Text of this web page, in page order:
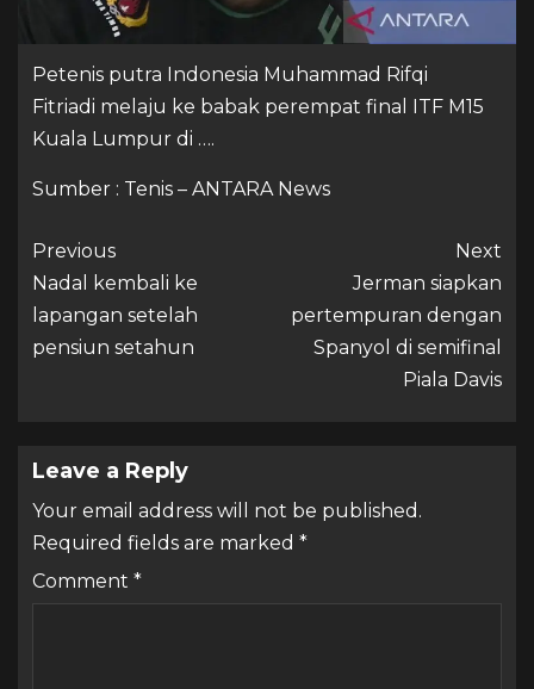
Petenis putra Indonesia Muhammad Rifqi
Fitriadi melaju ke babak perempat final ITF M15
Kuala Lumpur di ….
Sumber : Tenis – ANTARA News
Previous
Nadal kembali ke
lapangan setelah
pensiun setahun
Next
Jerman siapkan
pertempuran dengan
Spanyol di semifinal
Piala Davis
Leave a Reply
Your email address will not be published.
Required fields are marked *
Comment *